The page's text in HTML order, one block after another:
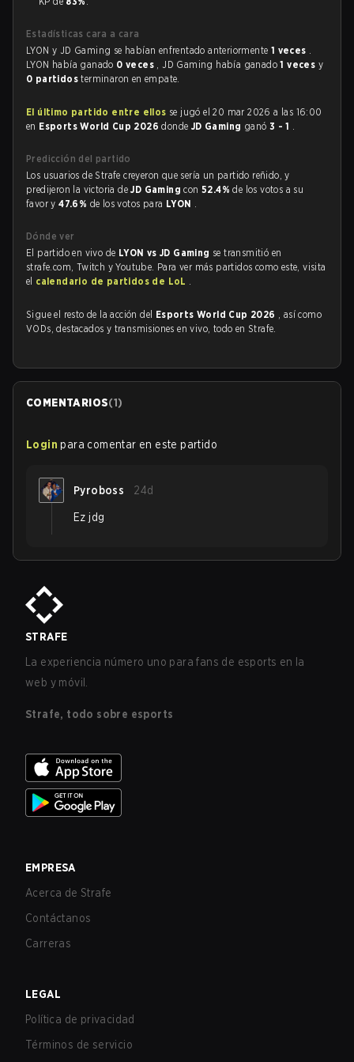
Estadísticas cara a cara
LYON y JD Gaming se habían enfrentado anteriormente 1 veces .
LYON había ganado 0 veces , JD Gaming había ganado1 veces y
0 partidosterminaron en empate.
El último partido entre ellos se jugó el 20 mar 2026 a las 16:00
en Esports World Cup 2026donde JD Gaming ganó 3 - 1 .
Predicción del partido
Los usuarios de Strafe creyeron que sería un partido reñido, y
predijeron la victoria deJD Gamingcon52.4%de los votos a su
favor y47.6% de los votos para LYON .
Dónde ver
El partido en vivo de LYON vs JD Gaming se transmitió en
strafe.com, Twitch y Youtube. Para ver más partidos como este, visita
el calendario de partidos de LoL .
Sigue el resto de la acción del Esports World Cup 2026 , así como
VODs, destacados y transmisiones en vivo, todo en Strafe.
COMENTARIOS(1)
Login para comentar en este partido
Pyroboss 24d
Ez jdg
STRAFE
La experiencia número uno para fans de esports en la
web y móvil.
Strafe, todo sobre esports
EMPRESA
Acerca de Strafe
Contáctanos
Carreras
LEGAL
Política de privacidad
Términos de servicio